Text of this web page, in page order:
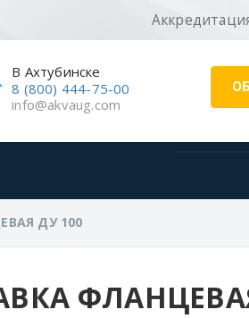
В Ахтубинске
8 (800) 444-75-00
info@akvaug.com
ДУ 100